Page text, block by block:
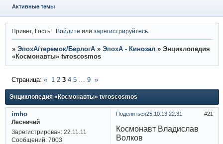
Активные темы
Привет, Гость! Войдите илизарегистрируйтесь
» ЭпохА/теремок/БерлогА » ЭпохА - Кинозал » Энциклопедия
«Космонавты» tvroscosmos
Энциклопедия «Космонавты» tvroscosmos
Страница: « 1 2 3 4 5 … 9 »
Поделиться 21
25.10.13 22:31
imho
Лесничий
Зарегистрирован: 22.11.11
Сообщений:7003
Космонавт Владислав
Волков